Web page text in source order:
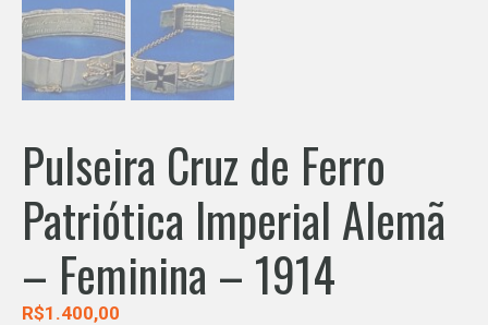
Pulseira Cruz de Ferro
Patriótica Imperial Alemã
– Feminina – 1914
R$1.400,00